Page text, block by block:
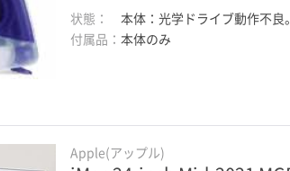
状態：
本体：光学ドライブ動作不良
付属品：本体のみ
Apple(アップル)